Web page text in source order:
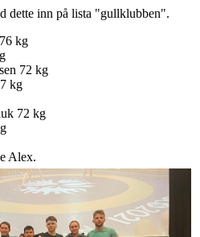
dette inn på lista "gullklubben".
kg
72 kg
kg
72 kg
Alex.